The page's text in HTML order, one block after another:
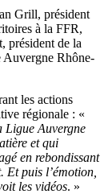
Grill, président
à la FFR,
président de la
Rhône-
les actions
régionale : «
Ligue Auvergne
et qui
en rebondissant
puis l’émotion,
les vidéos. »